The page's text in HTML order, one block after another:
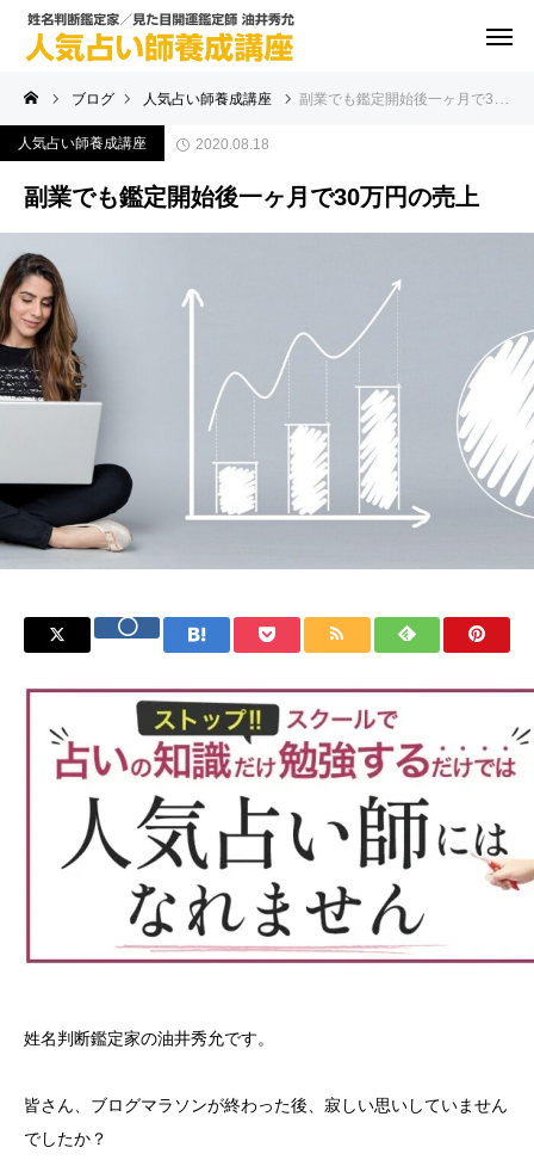
ブログ 人気占い師養成講座 副業でも鑑定開始後一ヶ月で30万円の売上
人気占い師養成講座 2020.08.18
副業でも鑑定開始後一ヶ月で30万円の売上
姓名判断鑑定家の油井秀允です。
皆さん、ブログマラソンが終わった後、寂しい思いしていません
でしたか？